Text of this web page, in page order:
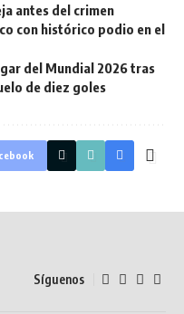
antes del crimen
con histórico podio en el
del Mundial 2026 tras
de diez goles
Síguenos